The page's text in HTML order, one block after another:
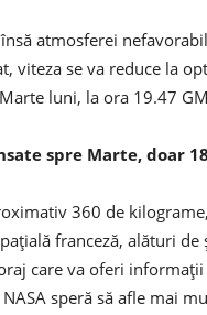
atmosferei
viteza se va reduce la
luni, la ora 19.47
spre Marte, doar
360 de
franceză, alături
care va oferi
speră să afle mai